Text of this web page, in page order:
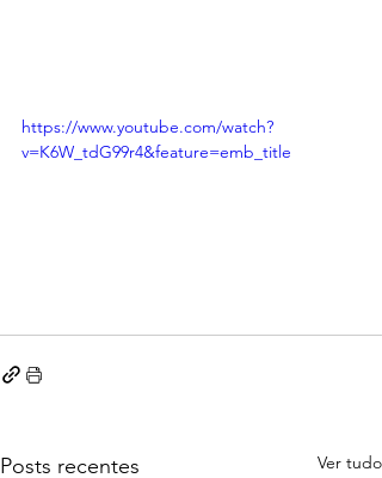
https://www.youtube.com/watch?
v=K6W_tdG99r4&feature=emb_title
Posts recentes Ver tudo